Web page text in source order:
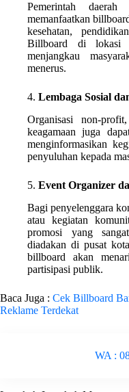
Pemerintah
memanfaatkan
kesehatan,
Billboard di lokasi
menjangkau
menerus.
4. Lembaga Sosial
Organisasi non-
keagamaan juga
menginformasikan
penyuluhan kepada
5. Event Organizer
Bagi penyelenggara
atau kegiatan
promosi yang
diadakan di pusat
billboard akan
partisipasi publik.
Baca Juga : Cek Billboard
Reklame Terdekat
WA :